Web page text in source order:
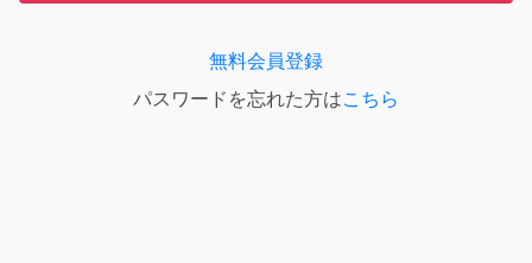
無料会員登録
パスワードを忘れた方はこちら